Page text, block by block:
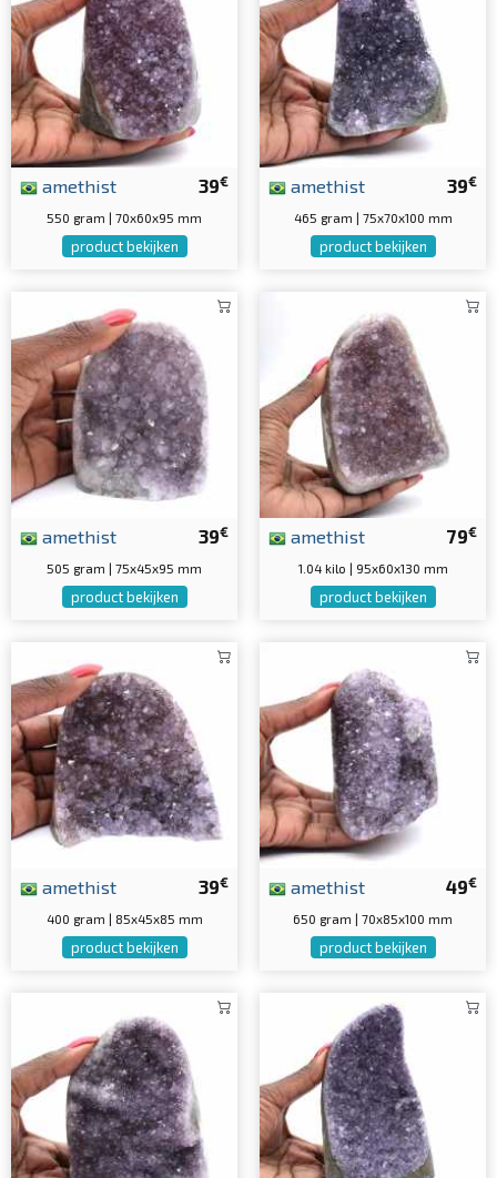
39€
amethist
550 gram | 70x60x95 mm
product bekijken
39€
amethist
465 gram | 75x70x100 mm
product bekijken
39€
amethist
505 gram | 75x45x95 mm
product bekijken
79€
amethist
1.04 kilo | 95x60x130 mm
product bekijken
39€
amethist
400 gram | 85x45x85 mm
product bekijken
49€
amethist
650 gram | 70x85x100 mm
product bekijken